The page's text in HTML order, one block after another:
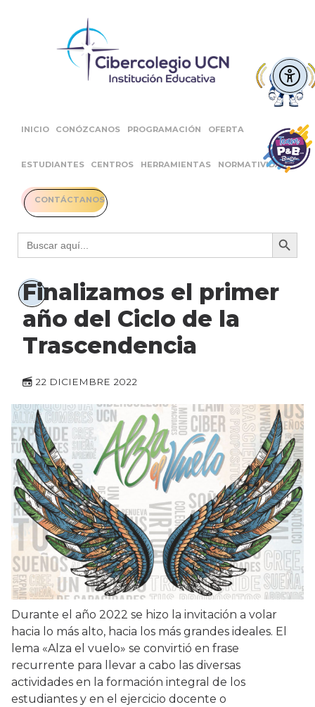
INICIO CONÓZCANOS PROGRAMACIÓN OFERTA
ESTUDIANTES CENTROS HERRAMIENTAS NORMATIVIDAD
CONTÁCTANOS
Buscar: Botón
Finalizamos el primer
año del Ciclo de la
Trascendencia
22 DICIEMBRE 2022
Durante el año 2022 se hizo la invitación a volar
hacia lo más alto, hacia los más grandes ideales. El
lema «Alza el vuelo» se convirtió en frase
recurrente para llevar a cabo las diversas
actividades en la formación integral de los
estudiantes y en el ejercicio docente o